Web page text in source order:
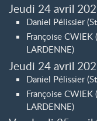
Jeudi 24 avril
Daniel Pélissier
Françoise CWIEK
LARDENNE)
Jeudi 24 avril
Daniel Pélissier
Françoise CWIEK
LARDENNE)